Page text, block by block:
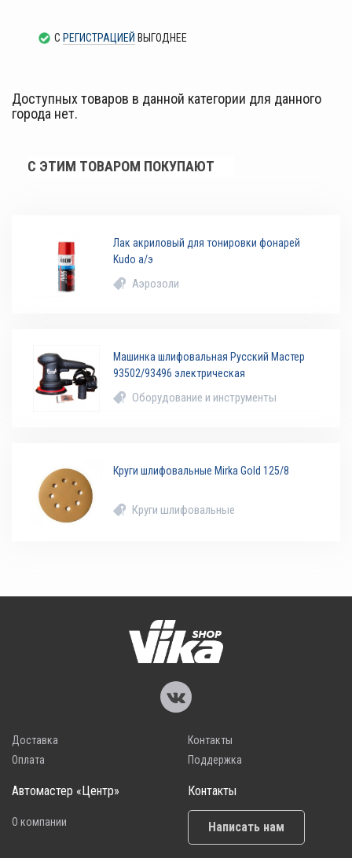
С РЕГИСТРАЦИЕЙ ВЫГОДНЕЕ
Доступных товаров в данной категории для данного
города нет.
С ЭТИМ ТОВАРОМ ПОКУПАЮТ
Лак акриловый для тонировки фонарей
Kudo а/э
Аэрозоли
Машинка шлифовальная Русский Мастер
93502/93496 электрическая
Оборудование и инструменты
Круги шлифовальные Mirka Gold 125/8
Круги шлифовальные
Доставка
Оплата
Контакты
Поддержка
Автомастер «Центр»
О компании
Контакты
Написать нам